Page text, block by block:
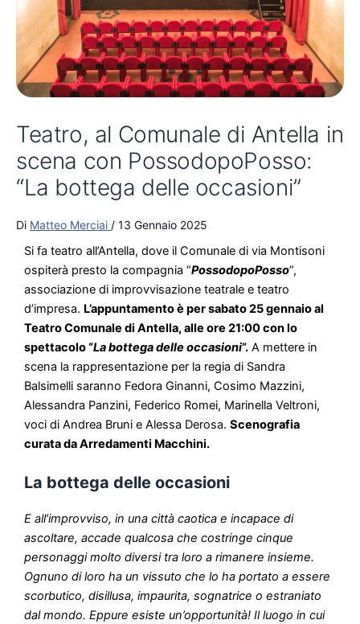
Teatro, al Comunale di Antella in
scena con PossodopoPosso:
13 Gennaio 2025
Si fa teatro all’Antella, dove il Comunale di via Montisoni
ospiterà presto la compagnia “
PossodopoPosso ”,
d’impresa.L’appuntamento è per sabato 25 gennaio al
Teatro Comunale di Antella, alle ore 21:00 con lo
spettacolo “La bottega delle occasioni”.A mettere in
scena la rappresentazione per la regia di Sandra
Balsimelli saranno Fedora Ginanni, Cosimo Mazzini,
Alessandra Panzini, Federico Romei, Marinella Veltroni,
voci di Andrea Bruni e Alessa Derosa.Scenografia
curata da Arredamenti Macchini.
La bottega delle occasioni
E all’improvviso, in una città caotica e incapace di
personaggi molto diversi tra loro a rimanere insieme.
scorbutico, disillusa, impaurita, sognatrice o estraniato
dal mondo. Eppure esiste un’opportunità! Il luogo in cui
si ritrovano è una bottega che offre l’occasione di
cambiare qualcosa, di immaginare che una città diversa
è possibile.